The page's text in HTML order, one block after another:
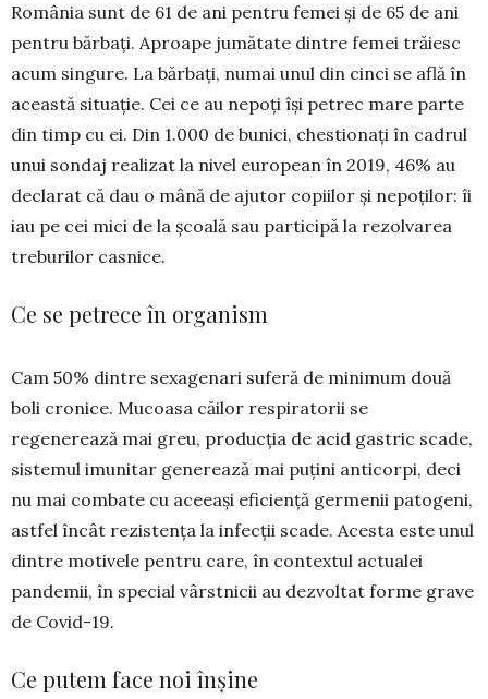
România sunt de 61 de ani pentru femei și de 65 de ani
pentru bărbați. Aproape jumă­tate dintre femei trăiesc
acum singure. La băr­bați, numai unul din cinci se află în
această situație. Cei ce au nepoți își petrec mare parte
din timp cu ei. Din 1.000 de bunici, chestionați în cadrul
unui sondaj realizat la nivel european în 2019, 46% au
declarat că dau o mână de ajutor copiilor și nepoților: îi
iau pe cei mici de la școală sau participă la rezolvarea
treburilor casnice.
Ce se petrece în organism
Cam 50% dintre sexagenari su­feră de mini­mum două
boli cro­nice. Mucoasa căilor respi­ra­torii se
regenerează mai greu, producția de acid gastric sca­de,
sistemul imunitar generea­ză mai puțini anticorpi, deci
nu mai combate cu aceeași efici­ență germenii patogeni,
astfel încât rezistența la infecții sca­de. Acesta este unul
dintre mo­ti­vele pentru care, în contextul actualei
pandemii, în special vârstnicii au dezvoltat forme gra­ve
de Covid-19.
Ce putem face noi înșine